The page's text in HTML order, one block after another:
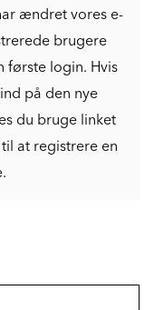
ændret vores e-
brugere
første login. Hvis
på den nye
du bruge linket
at registrere en